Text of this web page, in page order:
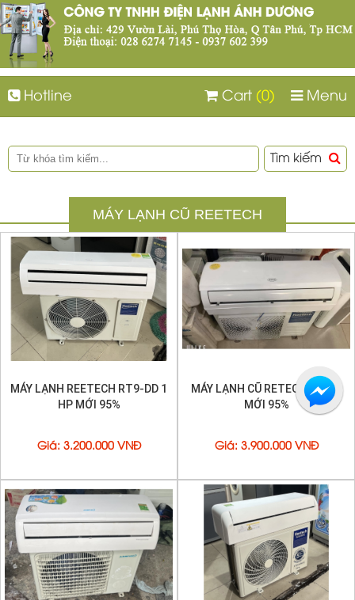
Hotline Menu
Cart (0)
Tìm kiếm
MÁY LẠNH CŨ REETECH
MÁY LẠNH REETECH RT9-DD 1
HP MỚI 95%
Giá: 3.200.000 VNĐ
MÁY LẠNH CŨ RETECH 1,5 HP
MỚI 95%
Giá: 3.900.000 VNĐ